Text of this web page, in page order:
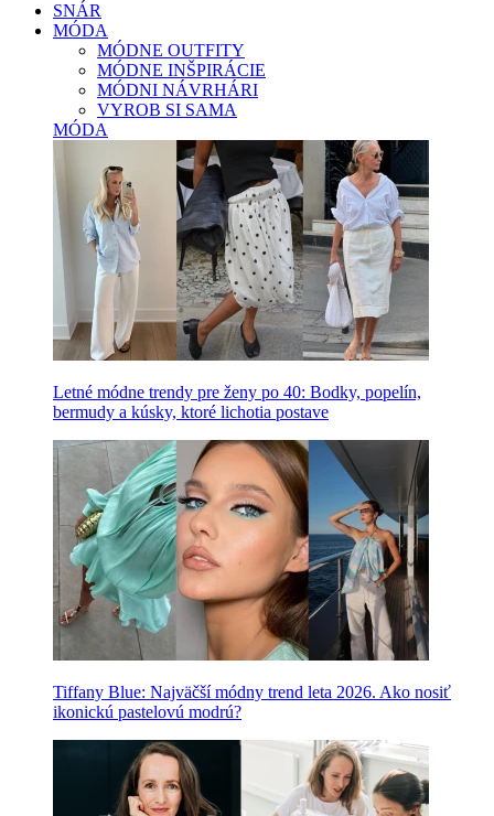
SNÁR
MÓDA
MÓDNE OUTFITY
MÓDNE INŠPIRÁCIE
MÓDNI NÁVRHÁRI
VYROB SI SAMA
MÓDA
Letné módne trendy pre ženy po 40: Bodky, popelín,
bermudy a kúsky, ktoré lichotia postave
Tiffany Blue: Najväčší módny trend leta 2026. Ako nosiť
ikonickú pastelovú modrú?